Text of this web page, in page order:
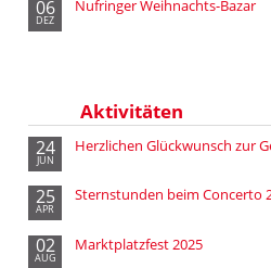
06
DEZ
Nufringer Weihnachts-Bazar
Aktivitäten
24
JUN
Herzlichen Glückwunsch zur
25
APR
Sternstunden beim Concerto
02
AUG
Marktplatzfest 2025